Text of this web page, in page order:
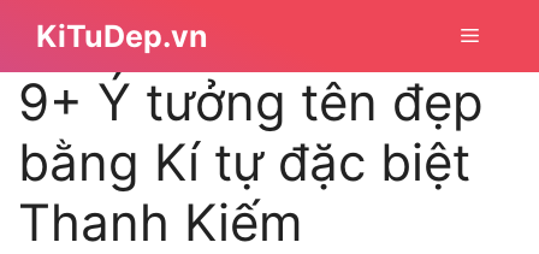
nội
dung
KiTuDep.vn Menu
9+ Ý tưởng tên đẹp
bằng Kí tự đặc biệt
Thanh Kiếm